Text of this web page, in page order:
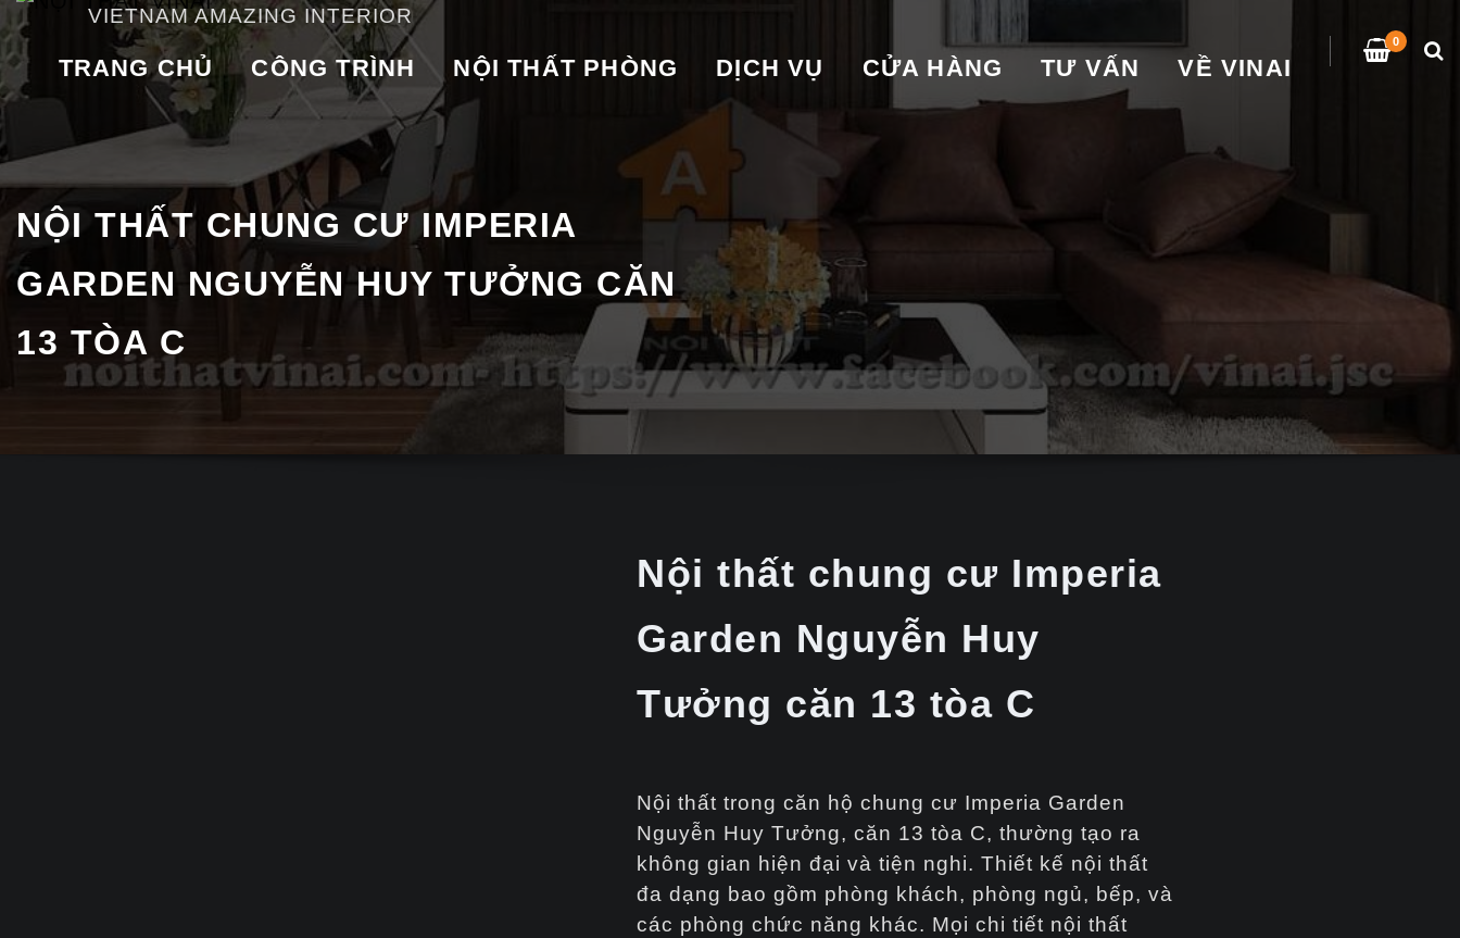
VIETNAM AMAZING INTERIOR
TRANG CHỦ CÔNG TRÌNH NỘI THẤT PHÒNG DỊCH VỤ CỬA HÀNG TƯ VẤN VỀ VINAI
0
NỘI THẤT CHUNG CƯ IMPERIA
GARDEN NGUYỄN HUY TƯỞNG CĂN
13 TÒA C
Nội thất chung cư Imperia
Garden Nguyễn Huy
Tưởng căn 13 tòa C
Nội thất trong căn hộ chung cư Imperia Garden
Nguyễn Huy Tưởng, căn 13 tòa C, thường tạo ra
không gian hiện đại và tiện nghi. Thiết kế nội thất
đa dạng bao gồm phòng khách, phòng ngủ, bếp, và
các phòng chức năng khác. Mọi chi tiết nội thất